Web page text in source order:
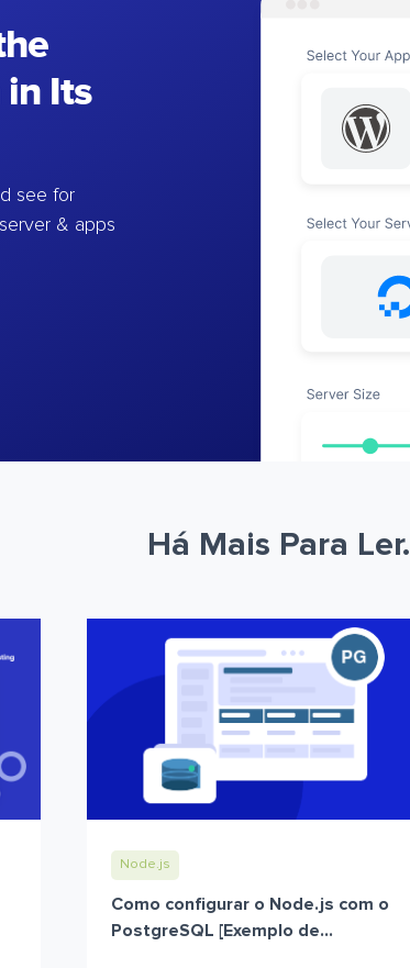
Its
see for
& apps
Há Mais Para Ler.
Node.js
Como configurar o Node.js com o
PostgreSQL [Exemplo de...